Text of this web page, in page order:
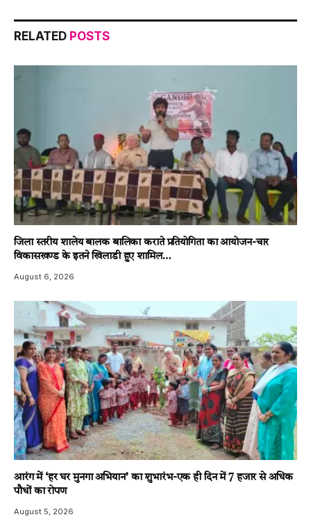
RELATED POSTS
जिला स्तरीय शालेय बालक बालिका कराते प्रतियोगिता का आयोजन-चार
विकासखण्ड के इतने खिलाडी हुए शामिल…
August 6, 2026
आरंग में ‘हर घर मुनगा अभियान’ का शुभारंभ-एक ही दिन में 7 हजार से अधिक
पौधों का रोपण
August 5, 2026